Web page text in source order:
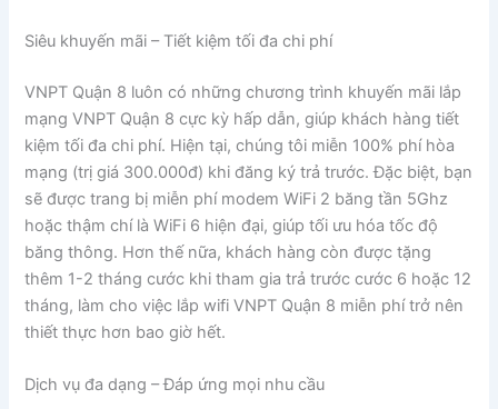
Siêu khuyến mãi – Tiết kiệm tối đa chi phí
VNPT Quận 8 luôn có những chương trình khuyến mãi lắp
mạng VNPT Quận 8 cực kỳ hấp dẫn, giúp khách hàng tiết
kiệm tối đa chi phí. Hiện tại, chúng tôi miễn 100% phí hòa
mạng (trị giá 300.000đ) khi đăng ký trả trước. Đặc biệt, bạn
sẽ được trang bị miễn phí modem WiFi 2 băng tần 5Ghz
hoặc thậm chí là WiFi 6 hiện đại, giúp tối ưu hóa tốc độ
băng thông. Hơn thế nữa, khách hàng còn được tặng
thêm 1-2 tháng cước khi tham gia trả trước cước 6 hoặc 12
tháng, làm cho việc lắp wifi VNPT Quận 8 miễn phí trở nên
thiết thực hơn bao giờ hết.
Dịch vụ đa dạng – Đáp ứng mọi nhu cầu